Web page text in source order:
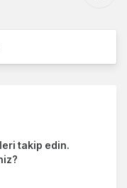
takip edin.